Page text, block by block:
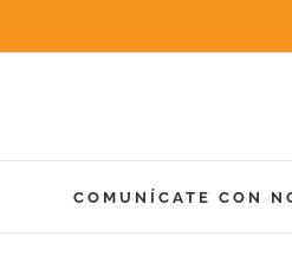
COMUNÍCATE CON